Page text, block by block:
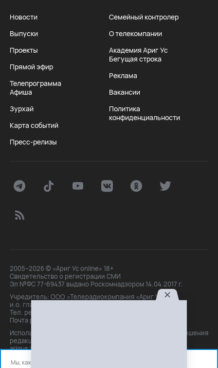
Новости
Выпуски
Проекты
Прямой эфир
Телепрограмма
Афиша
Зурхай
Карта событий
Пресс-релизы
Семейный контролер
О телекомпании
Академия Ариг Ус
Бегущая строка
Реклама
Вакансии
Политика
конфиденциальности
2005–2026 © «Ариг Ус online» 18+
Свидетельство о регистрации СМИ
Эл №ФС 77-69437 выдано Роскомнадзором 14.04.2017 г.
Учредитель: ООО «Телерадиокомпания «Ариг Ус»,
и.о. главного редактора: Маханова О.Б.
Тел. peдakции: +7(3012)21-30-14,
Почта peдakции: editor@arigus.tv
Использование материалов только с письменного разрешения
редакции. При цитировании прямая активная ссылка на
arigus.tv обязательна.
Мы, как и все используем файлы cookie и сервисы аналитики.